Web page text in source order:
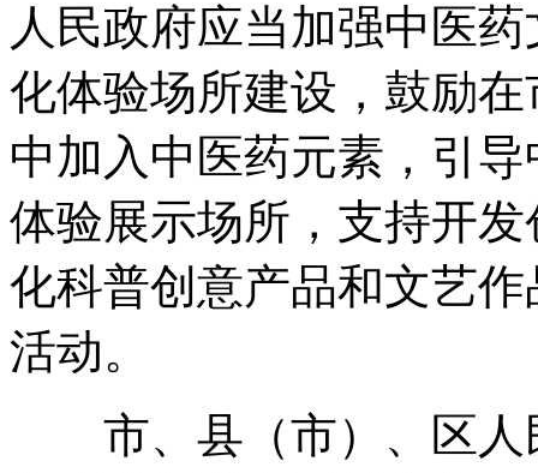
人民政府应当加强中医
化体验场所建设 ， 鼓励
中加入中医药元素 ， 引
体验展示场所 ， 支持开
化科普创意产品和文艺作
活动。
市、县（市）、区人